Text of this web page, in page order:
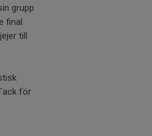
grupp
final
till
för